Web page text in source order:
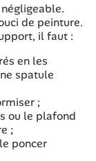
de peinture.
il faut :
en les
spatule
;
ou le plafond
;
poncer